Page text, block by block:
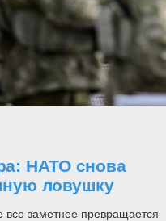
НАТО снова
ловушку
заметнее превращается